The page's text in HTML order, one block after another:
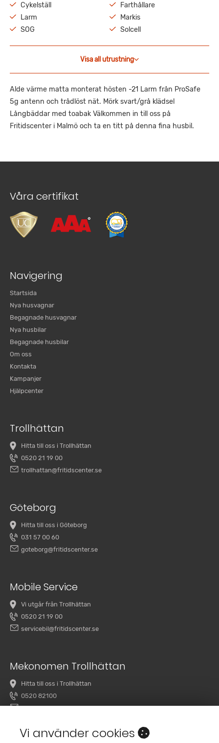
Cykelställ
Farthållare
Larm
Markis
SOG
Solcell
Visa all utrustning
Alde värme matta monterat hösten -21 Larm från ProSafe
5g antenn och trådlöst nät. Mörk svart/grå klädsel
Långbäddar med toabak Välkommen in till oss på
Fritidscenter i Malmö och ta en titt på denna fina husbil.
Våra certifikat
Navigering
Startsida
Nya husvagnar
Begagnade husvagnar
Nya husbilar
Begagnade husbilar
Om oss
Kontakta
Kampanjer
Hjälpcenter
Trollhättan
Hitta till oss i Trollhättan
0520 21 19 00
trollhattan@fritidscenter.se
Göteborg
Hitta till oss i Göteborg
031 57 00 60
goteborg@fritidscenter.se
Mobile Service
Vi utgår från Trollhättan
0520 21 19 00
servicebil@fritidscenter.se
Mekonomen Trollhättan
Hitta till oss i Trollhättan
0520 82100
overby@mekonomenbilverkstad.se
Vi använder cookies